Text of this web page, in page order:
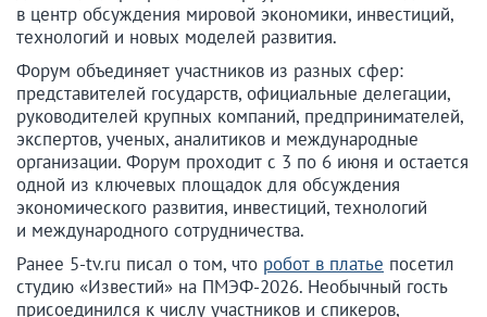
в центр обсуждения мировой экономики, инвестиций,
технологий и новых моделей развития.
Форум объединяет участников из разных сфер:
представителей государств, официальные делегации,
руководителей крупных компаний, предпринимателей,
экспертов, ученых, аналитиков и международные
организации. Форум проходит с 3 по 6 июня и остается
одной из ключевых площадок для обсуждения
экономического развития, инвестиций, технологий
и международного сотрудничества.
Ранее 5-tv.ru писал о том, что робот в платье посетил
студию «Известий» на ПМЭФ-2026. Необычный гость
присоединился к числу участников и спикеров,